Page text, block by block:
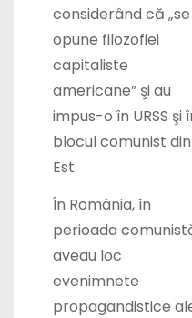
opune filozofiei
capitaliste
americane
impus-o în URSS şi în
blocul comunist din
Est.
În România, în
perioada comunistă
aveau loc
evenimnete
propagandistice ale
regimului cu